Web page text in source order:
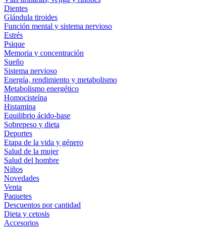
Dientes
Glándula tiroides
Función mental y sistema nervioso
Estrés
Psique
Memoria y concentración
Sueño
Sistema nervioso
Energía, rendimiento y metabolismo
Metabolismo energético
Homocisteína
Histamina
Equilibrio ácido-base
Sobrepeso y dieta
Deportes
Etapa de la vida y género
Salud de la mujer
Salud del hombre
Niños
Novedades
Venta
Paquetes
Descuentos por cantidad
Dieta y cetosis
Accesorios